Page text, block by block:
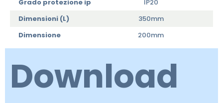
Grado protezione ip
IP20
Dimensioni (L)
350mm
Dimensione
200mm
Download